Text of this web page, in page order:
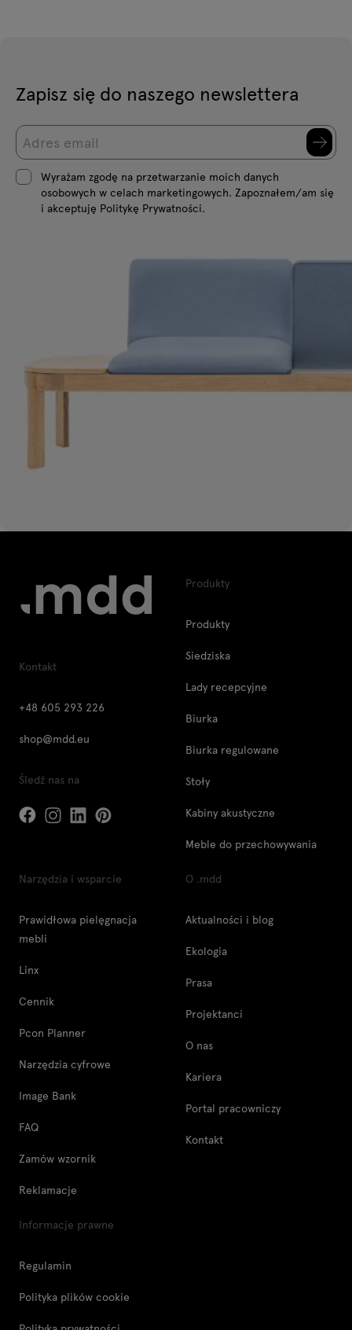
Zapisz się do naszego newslettera
Wyrażam zgodę na przetwarzanie moich danych
osobowych w celach marketingowych. Zapoznałem/am się
i akceptuję Politykę Prywatności.
Kontakt
+48 605 293 226
shop@mdd.eu
Śledź nas na
Produkty
Produkty
Siedziska
Lady recepcyjne
Biurka
Biurka regulowane
Stoły
Kabiny akustyczne
Meble do przechowywania
Narzędzia i wsparcie
Prawidłowa pielęgnacja
mebli
Linx
Cennik
Pcon Planner
Narzędzia cyfrowe
Image Bank
FAQ
Zamów wzornik
Reklamacje
O .mdd
Aktualności i blog
Ekologia
Prasa
Projektanci
O nas
Kariera
Portal pracowniczy
Kontakt
Informacje prawne
Regulamin
Polityka plików cookie